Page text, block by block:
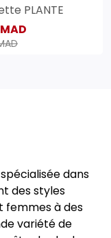
PLANTE
dans
des styles
femmes à des
variété de